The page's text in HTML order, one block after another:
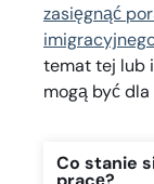
zasięgnąć
temat tej lub
mogą być
Co stanie